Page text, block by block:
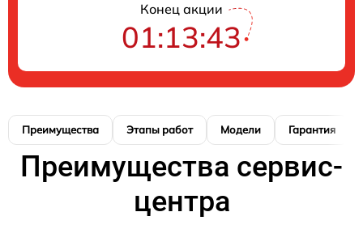
Конец акции
01:13:42
Преимущества Этапы работ Модели Гарантия
Преимущества сервис-
центра